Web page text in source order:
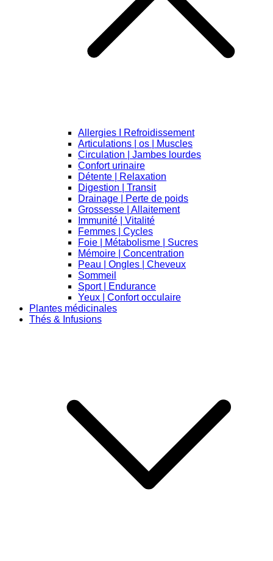
Allergies I Refroidissement
Articulations | os | Muscles
Circulation | Jambes lourdes
Confort urinaire
Détente | Relaxation
Digestion | Transit
Drainage | Perte de poids
Grossesse | Allaitement
Immunité | Vitalité
Femmes | Cycles
Foie | Métabolisme | Sucres
Mémoire | Concentration
Peau | Ongles | Cheveux
Sommeil
Sport | Endurance
Yeux | Confort occulaire
Plantes médicinales
Thés & Infusions